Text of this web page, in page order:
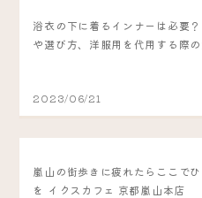
浴衣の下に着るインナーは必要
や選び方、洋服用を代用する際の
2023/06/21
嵐山の街歩きに疲れたらここで
を イクスカフェ 京都嵐山本店